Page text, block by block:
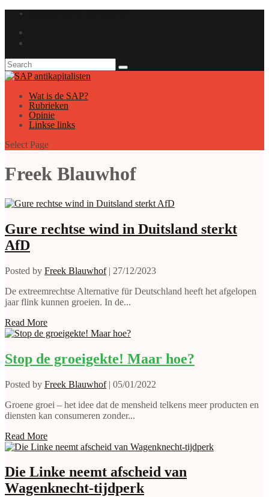
Wat is de SAP?
Rubrieken
Opinie
Linkse links
Select Page
Freek Blauwhof
Gure rechtse wind in Duitsland sterkt
AfD
Posted by Freek Blauwhof| 27/12/2023
De extreemrechtse Alternative für Deutschland heeft het afgelopen
jaar flink kunnen groeien. In de...
Read More
Stop de groeigekte! Maar hoe?
Posted by Freek Blauwhof| 05/01/2022
Groene groei – het idee dat de mensheid telkens meer producten en
diensten kan consumeren zonder...
Read More
Die Linke neemt afscheid van
Wagenknecht-tijdperk